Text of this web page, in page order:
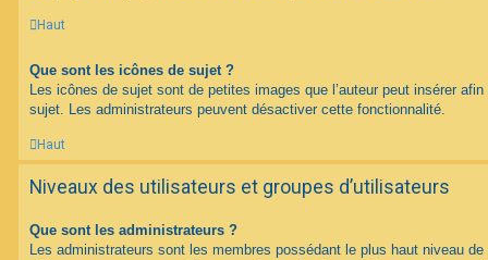
Haut
Que sont les icônes de sujet ?
Les icônes de sujet sont de petites images que l’auteur peut insérer
sujet. Les administrateurs peuvent désactiver cette fonctionnalité.
Haut
Niveaux des utilisateurs et groupes d’utilisateurs
Que sont les administrateurs ?
Les administrateurs sont les membres possédant le plus haut niveau